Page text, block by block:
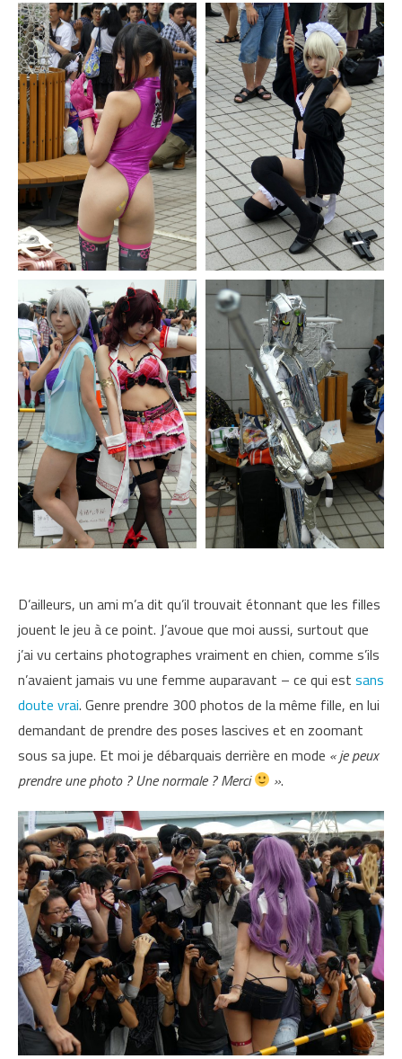
D’ailleurs, un ami m’a dit qu’il trouvait étonnant que les filles
jouent le jeu à ce point. J’avoue que moi aussi, surtout que
j’ai vu certains photographes vraiment en chien, comme s’ils
n’avaient jamais vu une femme auparavant – ce qui est sans
doute vrai. Genre prendre 300 photos de la même fille, en lui
demandant de prendre des poses lascives et en zoomant
sous sa jupe. Et moi je débarquais derrière en mode « je peux
prendre une photo ? Une normale ? Merci
».